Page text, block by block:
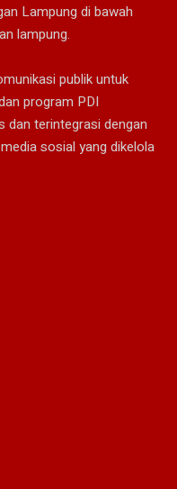
Lampung di bawah
lampung.
publik untuk
program PDI
dan terintegrasi dengan
sosial yang dikelola